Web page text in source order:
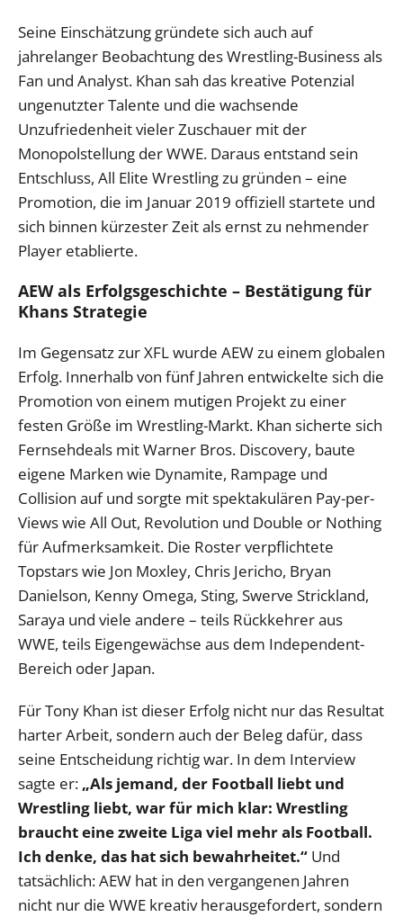
Seine Einschätzung gründete sich auch auf
jahrelanger Beobachtung des Wrestling-Business als
Fan und Analyst. Khan sah das kreative Potenzial
ungenutzter Talente und die wachsende
Unzufriedenheit vieler Zuschauer mit der
Monopolstellung der WWE. Daraus entstand sein
Entschluss, All Elite Wrestling zu gründen – eine
Promotion, die im Januar 2019 offiziell startete und
sich binnen kürzester Zeit als ernst zu nehmender
Player etablierte.
AEW als Erfolgsgeschichte – Bestätigung für
Khans Strategie
Im Gegensatz zur XFL wurde AEW zu einem globalen
Erfolg. Innerhalb von fünf Jahren entwickelte sich die
Promotion von einem mutigen Projekt zu einer
festen Größe im Wrestling-Markt. Khan sicherte sich
Fernsehdeals mit Warner Bros. Discovery, baute
eigene Marken wie Dynamite, Rampage und
Collision auf und sorgte mit spektakulären Pay-per-
Views wie All Out, Revolution und Double or Nothing
für Aufmerksamkeit. Die Roster verpflichtete
Topstars wie Jon Moxley, Chris Jericho, Bryan
Danielson, Kenny Omega, Sting, Swerve Strickland,
Saraya und viele andere – teils Rückkehrer aus
WWE, teils Eigengewächse aus dem Independent-
Bereich oder Japan.
Für Tony Khan ist dieser Erfolg nicht nur das Resultat
harter Arbeit, sondern auch der Beleg dafür, dass
seine Entscheidung richtig war. In dem Interview
sagte er: „Als jemand, der Football liebt und
Wrestling liebt, war für mich klar: Wrestling
braucht eine zweite Liga viel mehr als Football.
Ich denke, das hat sich bewahrheitet.“ Und
tatsächlich: AEW hat in den vergangenen Jahren
nicht nur die WWE kreativ herausgefordert, sondern